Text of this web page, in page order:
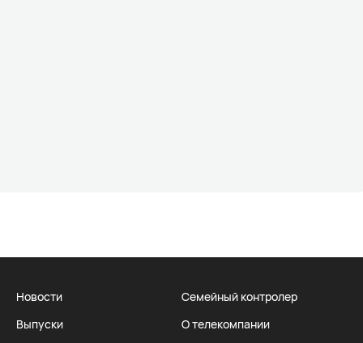
Новости
Выпуски
Семейный контролер
О телекомпании